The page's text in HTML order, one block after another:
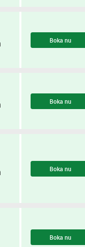
Boka nu
Boka nu
Boka nu
Boka nu